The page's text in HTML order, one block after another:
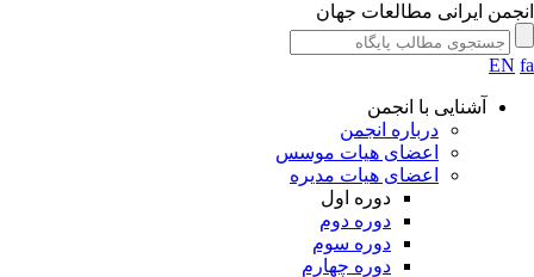
ایرانی مطالعات جهان
EN
آشنایی با انجمن
درباره انجمن
اعضای هیات موسس
اعضای هیات مدیره
دوره اول
دوره دوم
دوره سوم
دوره چهارم